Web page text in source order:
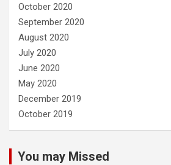
October 2020
September 2020
August 2020
July 2020
June 2020
May 2020
December 2019
October 2019
You may Missed